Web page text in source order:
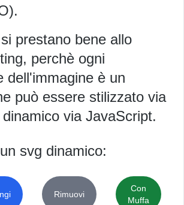
prestano bene allo
perchè ogni
dell'immagine è un
può essere stilizzato via
via JavaScript.
svg dinamico:
Rimuovi
Con
Muffa